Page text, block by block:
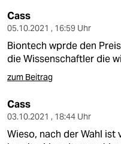
Cass
05.10.2021 , 16:59 Uhr
Biontech wprde den
die Wissenschaftler die
zum Beitrag
Cass
03.10.2021 , 18:44 Uhr
Wieso, nach der Wahl ist